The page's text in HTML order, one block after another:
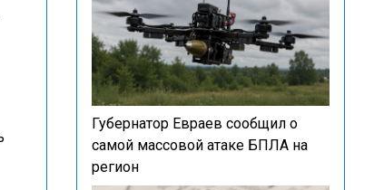
Губернатор Евраев сообщил о
самой массовой атаке БПЛА на
регион